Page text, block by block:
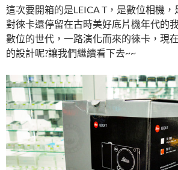
這次要開箱的是LEICA T，是數位相機，
對徠卡還停留在古時美好底片機年代的
數位的世代，一路演化而來的徠卡，現
的設計呢?讓我們繼續看下去~~